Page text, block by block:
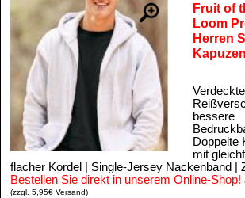
Fruit of
Loom
Herren
bessere
Doppelte
mit
flacher Kordel | Single-Jersey Nackenband |
Bestellen Sie direkt in unserem Online-Shop!
(zzgl. 5,95€ Versand)